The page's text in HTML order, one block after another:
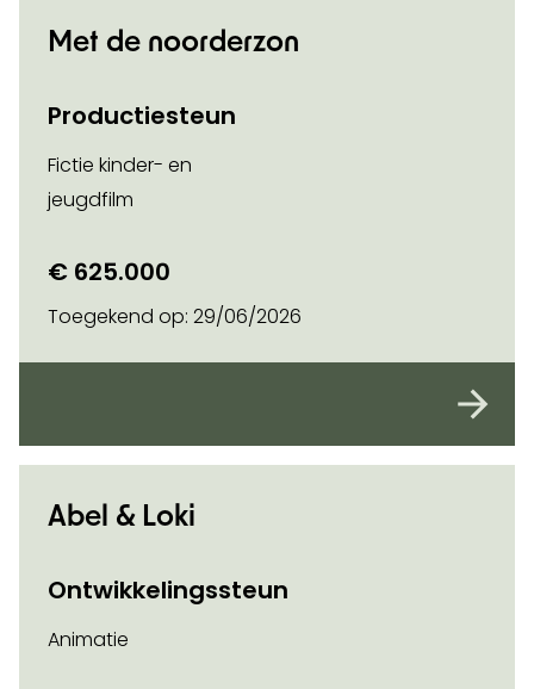
Met de noorderzon
Productiesteun
Fictie kinder- en
jeugdfilm
€ 625.000
Toegekend op: 29/06/2026
Abel & Loki
Ontwikkelingssteun
Animatie